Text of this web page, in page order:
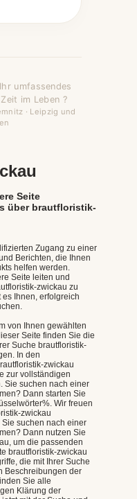
umfassendes
im Leben ?
· Leipzig und
Seite
über brautfloristik-
Zugang zu einer
Berichten, die Ihnen
helfen werden.
Seite leiten und
zwickau zu
Ihnen, erfolgreich
von Ihnen gewählten
Seite finden Sie die
Suche brautfloristik-
In den
zwickau
zur vollständigen
Sie suchen nach einer
Dann starten Sie
Wir freuen
zwickau
suchen nach einer
Dann nutzen Sie
um die passenden
brautfloristik-zwickau
die mit Ihrer Suche
Beschreibungen der
Sie alle
Klärung der